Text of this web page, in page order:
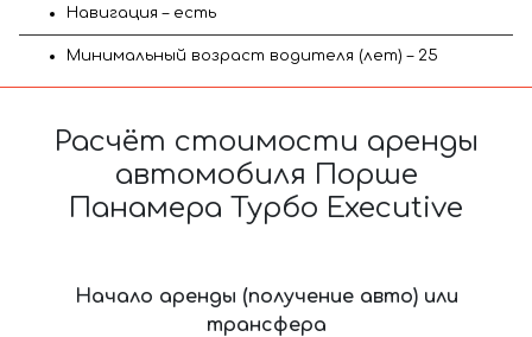
Навигация – есть
Минимальный возраст водителя (лет) – 25
Расчёт стоимости аренды
автомобиля Порше
Панамера Турбо Executive
Начало аренды (получение авто) или
трансфера